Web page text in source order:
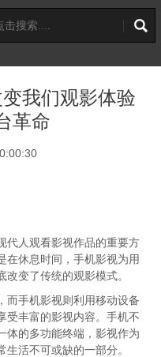
我们观影体验
革命
代人观看影视作品的重要方
在休息时间，手机影视为用
变了传统的观影模式。
而手机影视则利用移动设备
受丰富的影视内容。手机不
体的多功能终端，影视作为
活不可或缺的一部分。